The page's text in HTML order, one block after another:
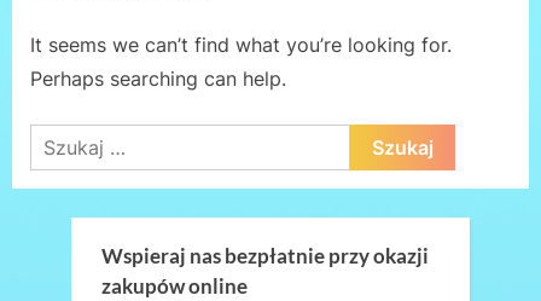
It seems we can’t find what you’re looking for.
Perhaps searching can help.
Szukaj:
Wspieraj nas bezpłatnie przy okazji
zakupów online